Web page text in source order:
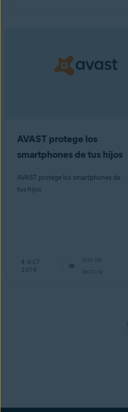
AVAST protege los
smartphones de tus hijos
AVAST protege los smartphones de
tus hijos
4 OCT
2014
min de
lectura